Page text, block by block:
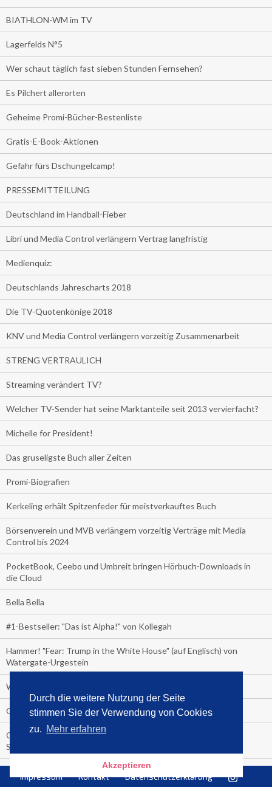
Durch die weitere Nutzung der Seite
stimmen Sie der Verwendung von Cookies
zu. Mehr erfahren
Akzeptieren
BIATHLON-WM im TV
Lagerfelds N°5
Wer schaut täglich fast sieben Stunden Fernsehen?
Es Pilchert allerorten
Geheime Promi-Bücher-Bestenliste
Gratis-E-Book-Aktionen
Gefahr fürs Dschungelcamp!
PRESSEMITTEILUNG
Deutschland im Handball-Fieber
Libri und Media Control verlängern Vertrag langfristig
Medienquiz:
Deutschlands Jahrescharts 2018
Die TV-Quotenkönige 2018
KNV und Media Control verlängern vorzeitig Zusammenarbeit
STRENG VERTRAULICH
Streaming verändert TV?
Welcher TV-Sender hat seine Marktanteile seit 2013 vervierfacht?
Michelle for President!
Das gruseligste Buch aller Zeiten
Promi-Biografien
Kerkeling erhält Spitzenfeder für meistverkauftes Buch
Börsenverein und MVB verlängern vorzeitig Verträge mit Media
Control bis 2024
PocketBook, Ceebo und Umbreit bringen Hörbuch-Downloads in
die Cloud
Bella Bella
#1-Bestseller: "Das ist Alpha!" von Kollegah
Hammer! "Fear: Trump in the White House" (auf Englisch) von
Watergate-Urgestein
Wie alt sind die TV-Zuschauer
Geisterfahrer auf Überholspur
Gegen Einsamkeit: Single-Haushalte schauen täglich fast 6
Stunden TV
Impressum Kontakt Datenschutzerklärung